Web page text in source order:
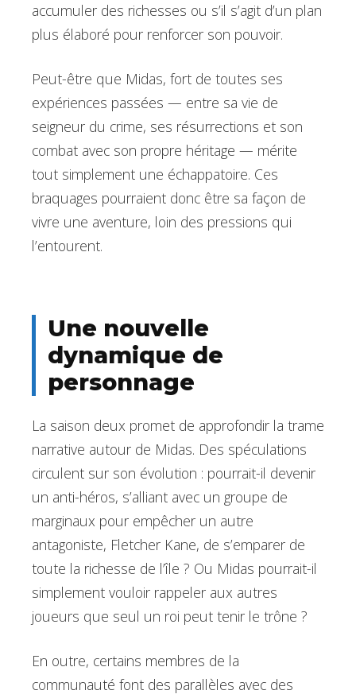
accumuler des richesses ou s’il s’agit d’un plan
plus élaboré pour renforcer son pouvoir.
Peut-être que Midas, fort de toutes ses
expériences passées — entre sa vie de
seigneur du crime, ses résurrections et son
combat avec son propre héritage — mérite
tout simplement une échappatoire. Ces
braquages pourraient donc être sa façon de
vivre une aventure, loin des pressions qui
l’entourent.
Une nouvelle
dynamique de
personnage
La saison deux promet de approfondir la trame
narrative autour de Midas. Des spéculations
circulent sur son évolution : pourrait-il devenir
un anti-héros, s’alliant avec un groupe de
marginaux pour empêcher un autre
antagoniste, Fletcher Kane, de s’emparer de
toute la richesse de l’île ? Ou Midas pourrait-il
simplement vouloir rappeler aux autres
joueurs que seul un roi peut tenir le trône ?
En outre, certains membres de la
communauté font des parallèles avec des